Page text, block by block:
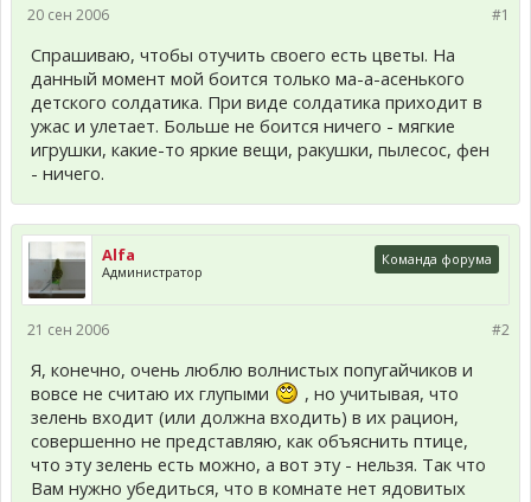
#1
20 сен 2006
Спрашиваю, чтобы отучить своего есть цветы. На
данный момент мой боится только ма-а-асенького
детского солдатика. При виде солдатика приходит в
ужас и улетает. Больше не боится ничего - мягкие
игрушки, какие-то яркие вещи, ракушки, пылесос, фен
- ничего.
Alfa
Администратор
Команда форума
#2
21 сен 2006
Я, конечно, очень люблю волнистых попугайчиков и
вовсе не считаю их глупыми
, но учитывая, что
зелень входит (или должна входить) в их рацион,
совершенно не представляю, как объяснить птице,
что эту зелень есть можно, а вот эту - нельзя. Так что
Вам нужно убедиться, что в комнате нет ядовитых